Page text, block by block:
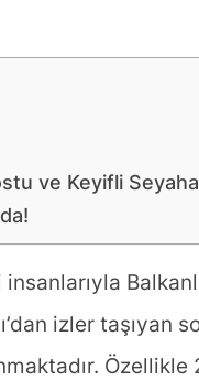
ve Keyifli
izler taşıyan
Özellikle